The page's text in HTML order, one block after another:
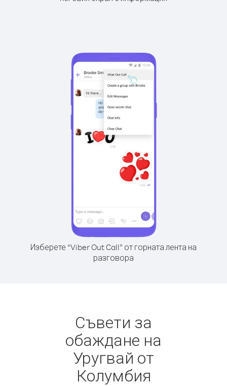
Изберете “Viber Out Call” от горната лента на
разговора
Съвети за
обаждане на
Уругвай от
Колумбия